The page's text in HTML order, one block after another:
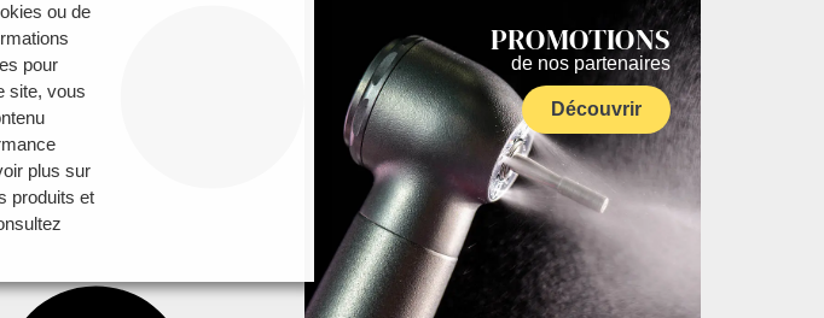
PROMOTIONS
de nos partenaires
Découvrir
ou de
pour
site, vous
plus sur
produits et